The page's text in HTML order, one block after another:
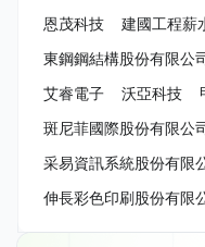
恩茂科技
建國工程薪
東鋼鋼結構股份有限公
艾睿電子
沃亞科技
斑尼菲國際股份有限公
采易資訊系統股份有限
伸長彩色印刷股份有限